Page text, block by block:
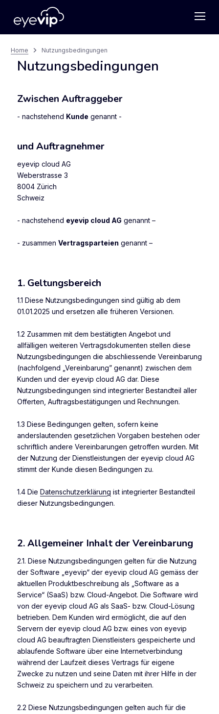
Home Nutzungsbedingungen
Nutzungsbedingungen
Zwischen Auftraggeber
- nachstehend Kunde genannt -
und Auftragnehmer
eyevip cloud AG
Weberstrasse 3
8004 Zürich
Schweiz
- nachstehend eyevip cloud AG genannt –
- zusammen Vertragsparteien genannt –
1. Geltungsbereich
1.1 Diese Nutzungsbedingungen sind gültig ab dem
01.01.2025 und ersetzen alle früheren Versionen.
1.2 Zusammen mit dem bestätigten Angebot und
allfälligen weiteren Vertragsdokumenten stellen diese
Nutzungsbedingungen die abschliessende Vereinbarung
(nachfolgend „Vereinbarung” genannt) zwischen dem
Kunden und der eyevip cloud AG dar. Diese
Nutzungsbedingungen sind integrierter Bestandteil aller
Offerten, Auftragsbestätigungen und Rechnungen.
1.3 Diese Bedingungen gelten, sofern keine
anderslautenden gesetzlichen Vorgaben bestehen oder
schriftlich andere Vereinbarungen getroffen wurden. Mit
der Nutzung der Dienstleistungen der eyevip cloud AG
stimmt der Kunde diesen Bedingungen zu.
1.4 Die Datenschutzerklärung ist integrierter Bestandteil
dieser Nutzungsbedingungen.
2. Allgemeiner Inhalt der Vereinbarung
2.1. Diese Nutzungsbedingungen gelten für die Nutzung
der Software „eyevip“ der eyevip cloud AG gemäss der
aktuellen Produktbeschreibung als „Software as a
Service“ (SaaS) bzw. Cloud-Angebot. Die Software wird
von der eyevip cloud AG als SaaS- bzw. Cloud-Lösung
betrieben. Dem Kunden wird ermöglicht, die auf den
Servern der eyevip cloud AG bzw. eines von eyevip
cloud AG beauftragten Dienstleisters gespeicherte und
ablaufende Software über eine Internetverbindung
während der Laufzeit dieses Vertrags für eigene
Zwecke zu nutzen und seine Daten mit ihrer Hilfe in der
Schweiz zu speichern und zu verarbeiten.
2.2 Diese Nutzungsbedingungen gelten auch für die